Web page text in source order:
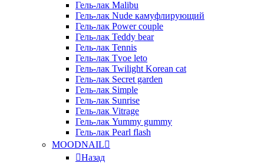
Гель-лак Malibu
Гель-лак Nude камуфлирующий
Гель-лак Power couple
Гель-лак Teddy bear
Гель-лак Tennis
Гель-лак Tvoe leto
Гель-лак Twilight Korean cat
Гель-лак Secret garden
Гель-лак Simple
Гель-лак Sunrise
Гель-лак Vitrage
Гель-лак Yummy gummy
Гель-лак Pearl flash
MOODNAIL
Назад